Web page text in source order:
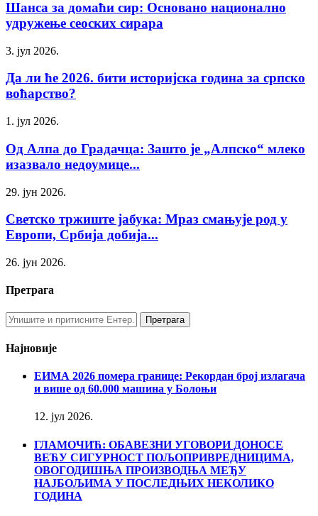
Шанса за домаћи сир: Основано национално
удружење сеоских сирара
3. јул 2026.
Да ли ће 2026. бити историјска година за српско
воћарство?
1. јул 2026.
Од Алпа до Градачца: Зашто је „Алпско“ млеко
изазвало недоумице...
29. јун 2026.
Светско тржиште јабука: Мраз смањује род у
Европи, Србија добија...
26. јун 2026.
Претрага
Најновије
ЕИМА 2026 помера границе: Рекордан број излагача
и више од 60.000 машина у Болоњи
12. јул 2026.
ГЛАМОЧИЋ: ОБАВЕЗНИ УГОВОРИ ДОНОСЕ
ВЕЋУ СИГУРНОСТ ПОЉОПРИВРЕДНИЦИМА,
ОВОГОДИШЊА ПРОИЗВОДЊА МЕЂУ
НАЈБОЉИМА У ПОСЛЕДЊИХ НЕКОЛИКО
ГОДИНА